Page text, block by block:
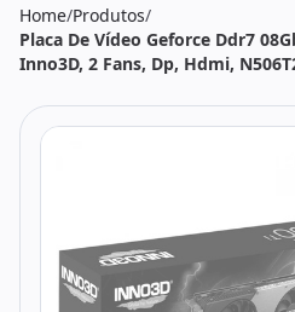
Home/Produtos/
Placa De Vídeo Geforce Ddr7
Inno3D, 2 Fans, Dp, Hdmi,